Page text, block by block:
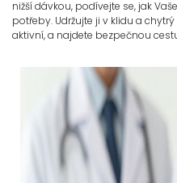
nižší dávkou, podívejte se, jak
potřeby. Udržujte ji v klidu a
aktivní, a najdete bezpečnou